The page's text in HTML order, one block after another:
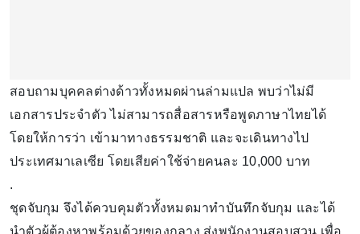
สอบถามบุคคลต่างด้าวทั้งหมดผ่านล่ามแปล พบว่าไม่มี
เอกสารประจำตัว ไม่สามารถสื่อสารหรือพูดภาษาไทยได้
โดยให้การว่า เข้ามาทางธรรมชาติ และจะเดินทางไป
ประเทศมาเลเซีย โดยเสียค่าใช้จ่ายคนละ 10,000 บาท
.
ชุดจับกุม จึงได้ควบคุมตัวทั้งหมดมาทำบันทึกจับกุม และได้
นำตัวผู้ต้องหาพร้อมด้วยของกลาง ส่งพนักงานสอบสวน เพื่อ